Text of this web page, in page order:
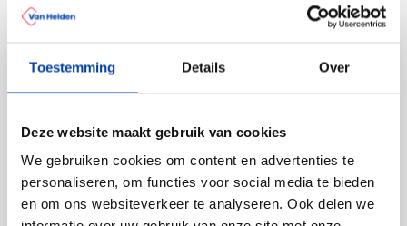
Toestemming Details Over
Deze website maakt gebruik van cookies
We gebruiken cookies om content en advertenties te
personaliseren, om functies voor social media te bieden
en om ons websiteverkeer te analyseren. Ook delen we
rugzakken precies zoals jij dat wilt:
Met je bedrijfslogo in één of meerdere kleuren
Met een tekst of slogan die jouw boodschap
onderstreept
Door je logo of boodschap op deze rugzak te laten
bedrukken, zorg je ervoor dat je merk gezien wordt,
waar de drager ook naartoe gaat.